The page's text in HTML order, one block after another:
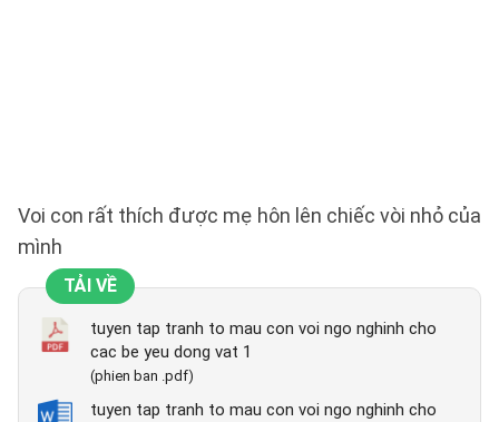
Voi con rất thích được mẹ hôn lên chiếc vòi nhỏ của
mình
TẢI VỀ
tuyen tap tranh to mau con voi ngo nghinh cho
cac be yeu dong vat 1
(phien ban .pdf)
tuyen tap tranh to mau con voi ngo nghinh cho